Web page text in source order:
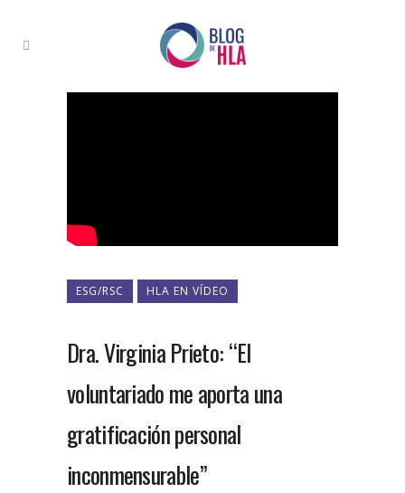
ESG/RSC HLA EN VÍDEO
Dra. Virginia Prieto: “El
voluntariado me aporta una
gratificación personal
inconmensurable”